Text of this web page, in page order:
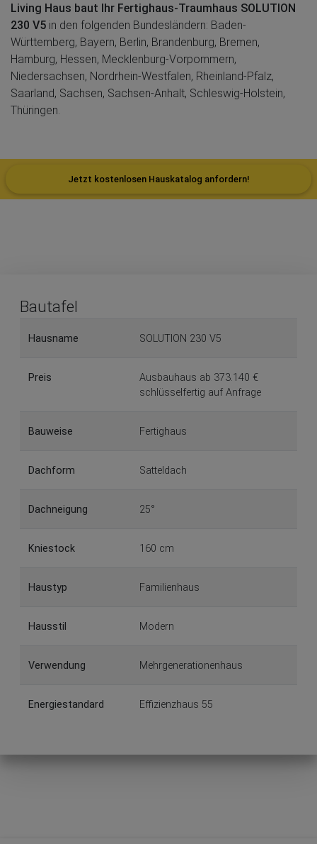
Living Haus baut Ihr Fertighaus-Traumhaus SOLUTION
230 V5 in den folgenden Bundesländern: Baden-
Württemberg, Bayern, Berlin, Brandenburg, Bremen,
Hamburg, Hessen, Mecklenburg-Vorpommern,
Niedersachsen, Nordrhein-Westfalen, Rheinland-Pfalz,
Saarland, Sachsen, Sachsen-Anhalt, Schleswig-Holstein,
Thüringen.
Jetzt kostenlosen Hauskatalog anfordern!
Bautafel
Hausname SOLUTION 230 V5
Preis
Ausbauhaus ab 373.140 €
schlüsselfertig auf Anfrage
Bauweise Fertighaus
Dachform Satteldach
Dachneigung 25°
Kniestock 160 cm
Haustyp Familienhaus
Hausstil Modern
Verwendung Mehrgenerationenhaus
Energiestandard Effizienzhaus 55